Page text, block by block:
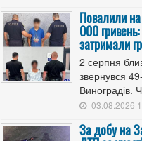
Повалили
000
затримали
2 серпня
звернувся
Виноградів.
03.08.2026
За добу на